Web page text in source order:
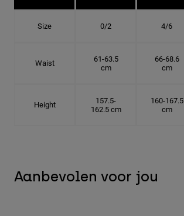
Size 0/2 4/6
Waist
61-63.5
cm
66-68.6
cm
Height
157.5-
162.5 cm
160-167.5
cm
Aanbevolen voor jou